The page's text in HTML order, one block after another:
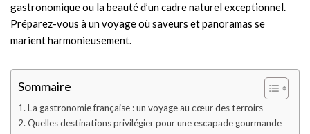
gastronomique ou la beauté d’un cadre naturel exceptionnel.
Préparez-vous à un voyage où saveurs et panoramas se
marient harmonieusement.
Sommaire
La gastronomie française : un voyage au cœur des terroirs
Quelles destinations privilégier pour une escapade gourmande